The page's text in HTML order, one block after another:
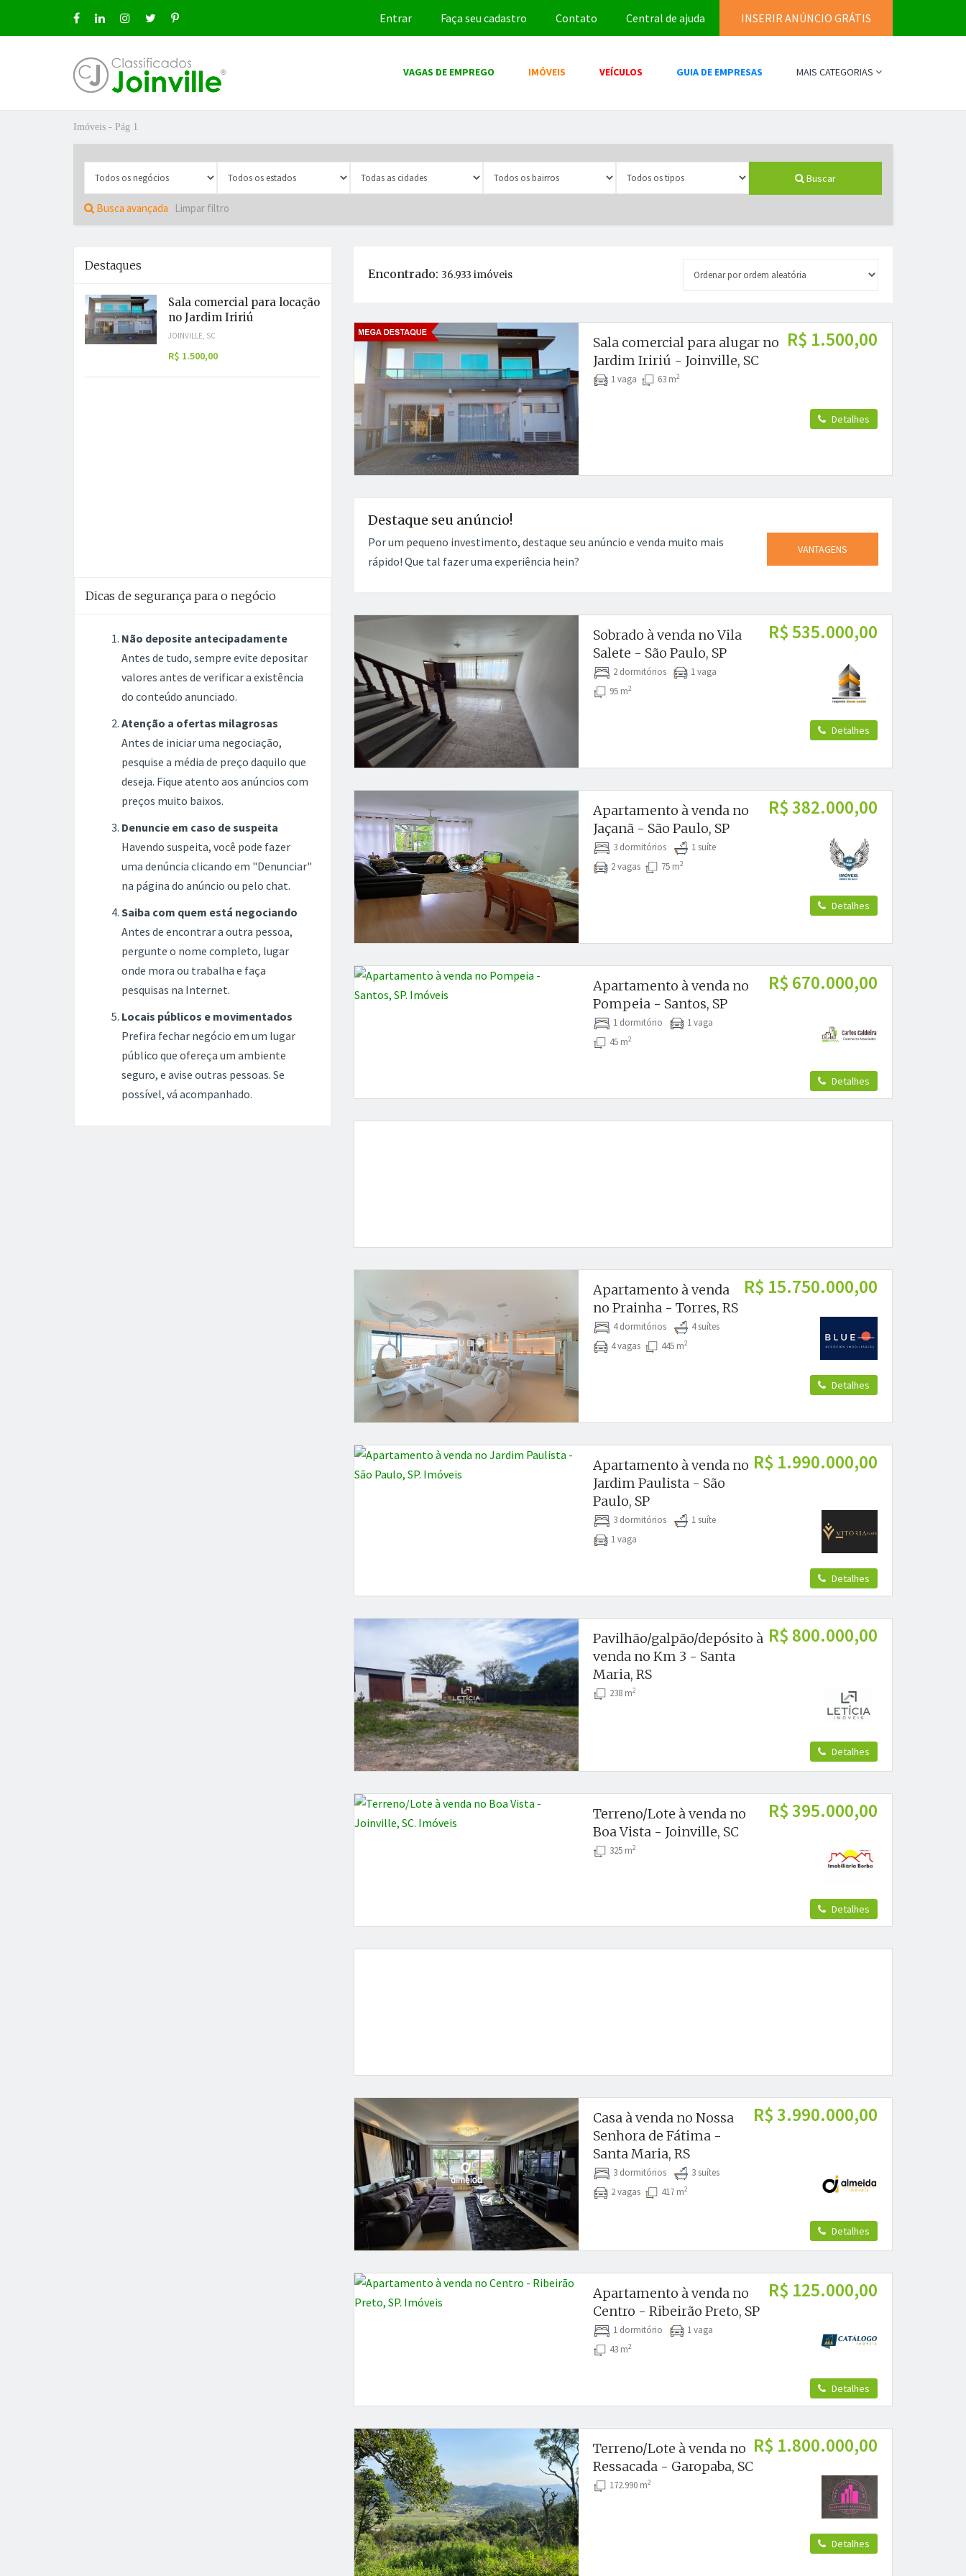
Entrar Faça seu cadastro Contato Central de ajuda INSERIR ANÚNCIO GRÁTIS
VAGAS DE EMPREGO IMÓVEIS VEÍCULOS GUIA DE EMPRESAS MAIS CATEGORIAS
Imóveis - Pág 1
Buscar
Busca avançada Limpar filtro
Encontrado: 36.933 imóveis
R$ 1.500,00
Sala comercial para alugar no
Jardim Iririú - Joinville, SC
1 vaga 63 m2
Detalhes
Destaque seu anúncio!
Por um pequeno investimento, destaque seu anúncio e venda muito mais
rápido! Que tal fazer uma experiência hein?
VANTAGENS
R$ 535.000,00
Sobrado à venda no Vila
Salete - São Paulo, SP
2 dormitórios
1 vaga
95 m2
Detalhes
R$ 382.000,00
Apartamento à venda no
Jaçanã - São Paulo, SP
3 dormitórios
1 suíte
2 vagas
75 m2
Detalhes
R$ 670.000,00
Apartamento à venda no
Pompeia - Santos, SP
1 dormitório
1 vaga
45 m2
Detalhes
R$ 15.750.000,00
Apartamento à venda
no Prainha - Torres, RS
4 dormitórios
4 suítes
4 vagas
445 m2
Detalhes
R$ 1.990.000,00
Apartamento à venda no
Jardim Paulista - São
Paulo, SP
3 dormitórios
1 suíte
1 vaga
Detalhes
R$ 800.000,00
Pavilhão/galpão/depósito à
venda no Km 3 - Santa
Maria, RS
238 m2
Detalhes
R$ 395.000,00
Terreno/Lote à venda no
Boa Vista - Joinville, SC
325 m2
Detalhes
R$ 3.990.000,00
Casa à venda no Nossa
Senhora de Fátima -
Santa Maria, RS
3 dormitórios
3 suítes
2 vagas
417 m2
Detalhes
R$ 125.000,00
Apartamento à venda no
Centro - Ribeirão Preto, SP
1 dormitório
1 vaga
43 m2
Detalhes
R$ 1.800.000,00
Terreno/Lote à venda no
Ressacada - Garopaba, SC
172.990 m2
Detalhes
Destaques
Sala comercial para locação
no Jardim Iririú
JOINVILLE, SC
R$ 1.500,00
Dicas de segurança para o negócio
Não deposite antecipadamente
Antes de tudo, sempre evite depositar
valores antes de verificar a existência
do conteúdo anunciado.
Atenção a ofertas milagrosas
Antes de iniciar uma negociação,
pesquise a média de preço daquilo que
deseja. Fique atento aos anúncios com
preços muito baixos.
Denuncie em caso de suspeita
Havendo suspeita, você pode fazer
uma denúncia clicando em "Denunciar"
na página do anúncio ou pelo chat.
Saiba com quem está negociando
Antes de encontrar a outra pessoa,
pergunte o nome completo, lugar
onde mora ou trabalha e faça
pesquisas na Internet.
Locais públicos e movimentados
Prefira fechar negócio em um lugar
público que ofereça um ambiente
seguro, e avise outras pessoas. Se
possível, vá acompanhado.